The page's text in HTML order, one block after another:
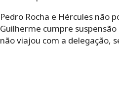
Pedro Rocha e Hércules não
Guilherme cumpre
não viajou com a delegação,